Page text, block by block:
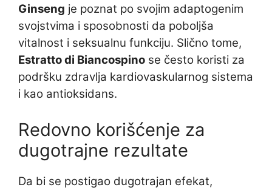
Ginseng je poznat po svojim adaptogenim
svojstvima i sposobnosti da poboljša
vitalnost i seksualnu funkciju. Slično tome,
Estratto di Biancospino se često koristi za
podršku zdravlja kardiovaskularnog sistema
i kao antioksidans.
Redovno korišćenje za
dugotrajne rezultate
Da bi se postigao dugotrajan efekat,